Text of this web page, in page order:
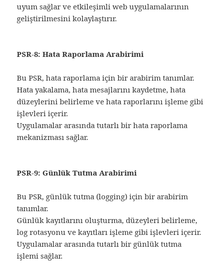
uyum sağlar ve etkileşimli web uygulamalarının
geliştirilmesini kolaylaştırır.
PSR-8: Hata Raporlama Arabirimi
Bu PSR, hata raporlama için bir arabirim tanımlar.
Hata yakalama, hata mesajlarını kaydetme, hata
düzeylerini belirleme ve hata raporlarını işleme gibi
işlevleri içerir.
Uygulamalar arasında tutarlı bir hata raporlama
mekanizması sağlar.
PSR-9: Günlük Tutma Arabirimi
Bu PSR, günlük tutma (logging) için bir arabirim
tanımlar.
Günlük kayıtlarını oluşturma, düzeyleri belirleme,
log rotasyonu ve kayıtları işleme gibi işlevleri içerir.
Uygulamalar arasında tutarlı bir günlük tutma
işlemi sağlar.